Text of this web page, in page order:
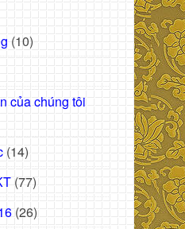
(10)
của chúng tôi
(14)
(77)
(26)